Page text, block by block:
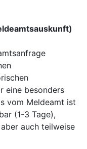
eine besonders
vom Meldeamt ist
(1-3 Tage),
auch teilweise